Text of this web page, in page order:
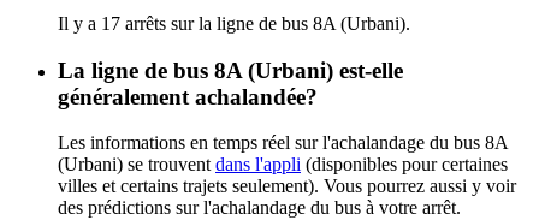
Il y a 17 arrêts sur la ligne de bus 8A (Urbani).
La ligne de bus 8A (Urbani) est-elle
généralement achalandée?
Les informations en temps réel sur l'achalandage du bus 8A
(Urbani) se trouvent dans l'appli (disponibles pour certaines
villes et certains trajets seulement). Vous pourrez aussi y voir
des prédictions sur l'achalandage du bus à votre arrêt.